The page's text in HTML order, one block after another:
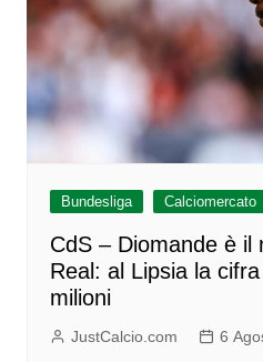
Bundesliga Calciomercato
CdS – Diomande è il
Real: al Lipsia la
milioni
JustCalcio.com 6